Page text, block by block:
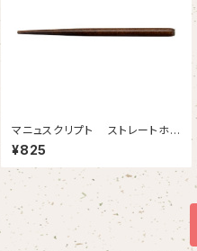
マニュスクリプト ストレートホル
ダー ナットブラウン
¥825